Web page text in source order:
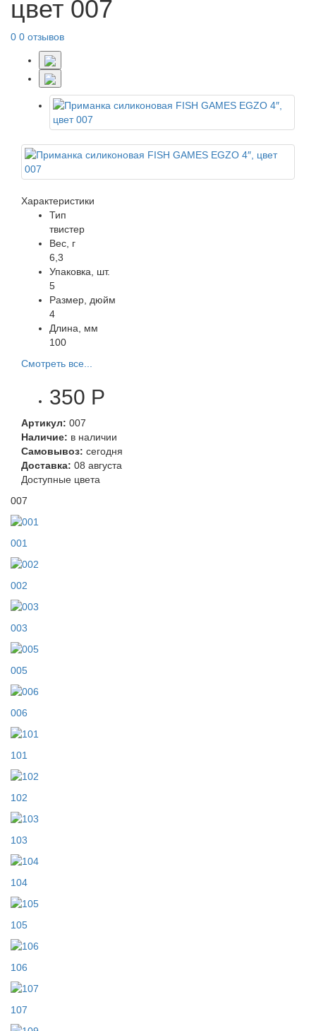
цвет 007
0 0 отзывов
Характеристики
Тип
твистер
Вес, г
6,3
Упаковка, шт.
5
Размер, дюйм
4
Длина, мм
100
Смотреть все...
350 Р
Артикул: 007
Наличие: в наличии
Самовывоз: сегодня
Доставка: 08 августа
Доступные цвета
007
001
002
003
005
006
101
102
103
104
105
106
107